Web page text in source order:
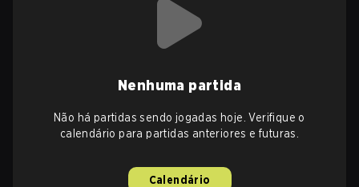
Nenhuma partida
Não há partidas sendo jogadas hoje. Verifique o
calendário para partidas anteriores e futuras.
Calendário